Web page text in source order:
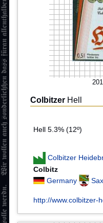
Colbitzer Hell
Hell 5.3% (12º)
Colbitzer
Colbitz
Germany
http://www.colbitzer-